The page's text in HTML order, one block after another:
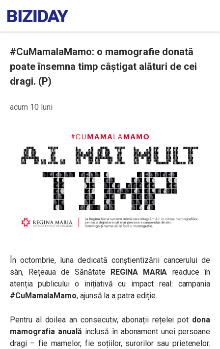
#CuMamalaMamo: o mamografie donată
poate însemna timp câștigat alături de cei
dragi. (P)
acum 10 luni
În octombrie, luna dedicată conștientizării cancerului de
sân, Rețeaua de Sănătate
REGINA MARIA readuce în
atenția publicului o inițiativă cu impact real: campania
#CuMamalaMamo, ajunsă la a patra ediție.
Pentru al doilea an consecutiv, abonații rețelei pot dona
mamografia anuală inclusă în abonament unei persoane
dragi – fie mamelor, fie soțiilor, surorilor sau prietenelor.